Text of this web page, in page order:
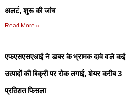
अलर्ट, शुरू की जांच
Read More »
एफएसएसएआई ने डाबर के भ्रामक दावे वाले कई
उत्पादों की बिक्री पर रोक लगाई, शेयर करीब 3
प्रतिशत फिसला